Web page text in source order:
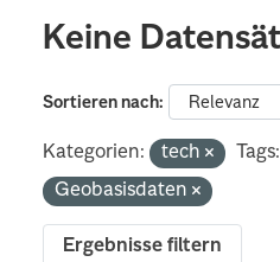
Keine
Sortieren nach
Kategorien: tech Tags:
Geobasisdaten
Ergebnisse filtern